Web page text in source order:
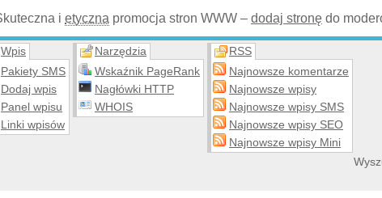
i etyczna promocja stron WWW – dodaj stronę do
Wpis
Pakiety SMS
Dodaj wpis
Panel wpisu
Linki wpisów
Narzędzia
Wskaźnik PageRank
Nagłówki HTTP
WHOIS
RSS
Najnowsze komentarze
Najnowsze wpisy
Najnowsze wpisy SMS
Najnowsze wpisy SEO
Najnowsze wpisy Mini